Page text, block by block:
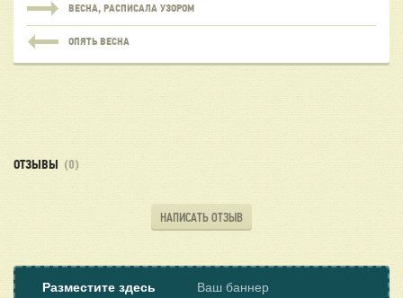
ВЕСНА, РАСПИСАЛА УЗОРОМ
ОПЯТЬ ВЕСНА
ОТЗЫВЫ (0)
НАПИСАТЬ ОТЗЫВ
Разместите здесь
Ваш баннер